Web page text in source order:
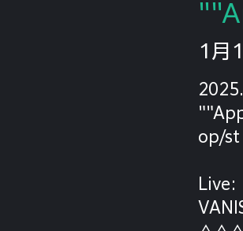
1月
op/st
Live: